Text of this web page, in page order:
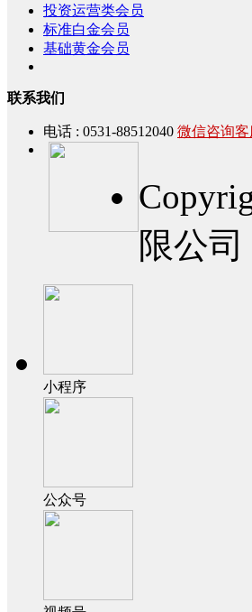
投资运营类会员
标准白金会员
基础黄金会员
联系我们
电话 : 0531-88512040 微信咨询客
限公
小程序
公众号